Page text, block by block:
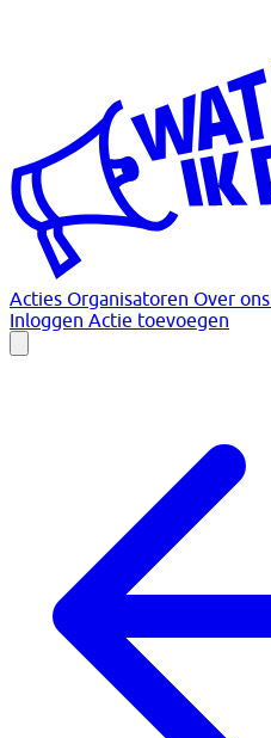
Acties Organisatoren Over ons
Inloggen Actie toevoegen